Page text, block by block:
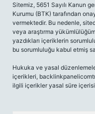
Sitemiz, 5651 Sayılı Kanun
Kurumu (BTK) tarafından
vermektedir. Bu nedenle,
veya araştırma
yazdıkları içeriklerin
bu sorumluluğu kabul etmiş
Hukuka ve yasal
içerikleri,
ilgili içerikler yasal süre